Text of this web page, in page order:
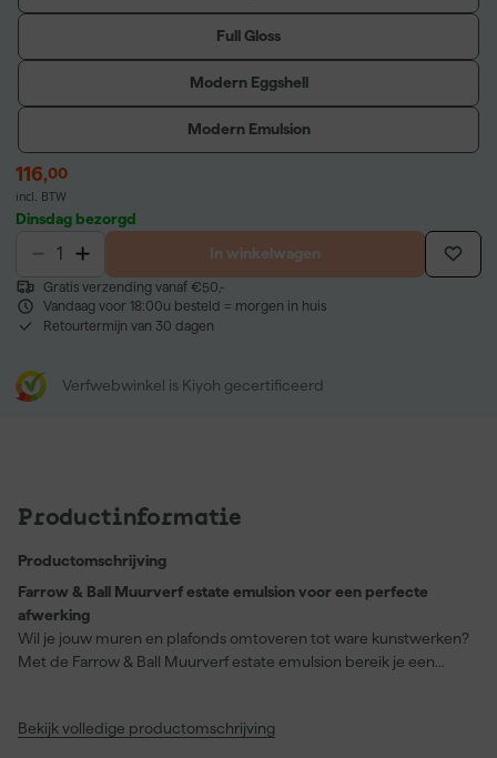
Full Gloss
Modern Eggshell
Modern Emulsion
116,00
incl. BTW
Dinsdag bezorgd
In winkelwagen
Gratis verzending vanaf €50,-
Vandaag voor 18:00u besteld = morgen in huis
Retourtermijn van 30 dagen
Verfwebwinkel is Kiyoh gecertificeerd
Productinformatie
Productomschrijving
Farrow & Ball Muurverf estate emulsion voor een perfecte
afwerking
Wil je jouw muren en plafonds omtoveren tot ware kunstwerken?
Met de Farrow & Ball Muurverf estate emulsion bereik je een
behang, cement en pleisterwerk. Met een uitstekende dekking
Bekijk volledige productomschrijving